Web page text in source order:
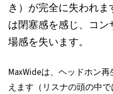
き）が完全に失われ
は閉塞感を感じ、コ
場感を失います。
MaxWideは、ヘッドホン
えます（リスナの頭の中